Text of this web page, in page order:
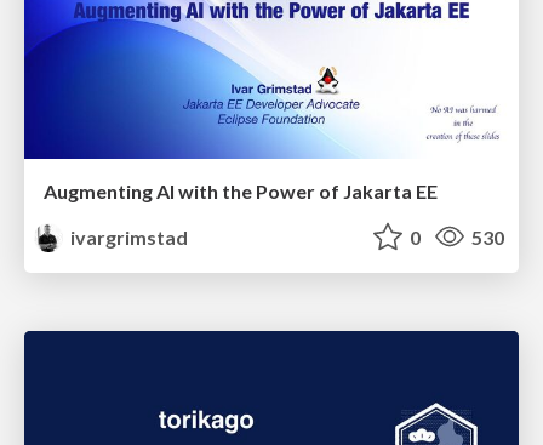
Augmenting AI with the Power of Jakarta EE
ivargrimstad
0 530